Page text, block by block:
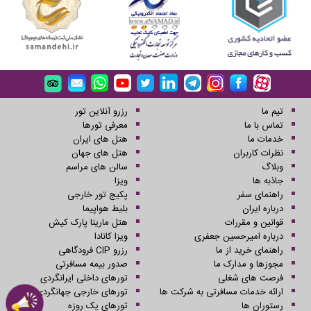
تیم ما
تماس با ما
خدمات ما
نظرات کاربران
وبلاگ
جاذبه ها
راهنمای سفر
درباره ایران
قوانین و مقررات
درباره امیرحسین جعفری
راهنمای خرید از ما
مجوزها و مدارک ما
فرصت های شغلی
ارائه خدمات مسافرتی به شرکت ها
رستوران ها
رزرو آنلاین تور
معرفی تورها
هتل های ایران
هتل های جهان
سالن های مراسم
ویزا
پکیج تور خارجی
بلیط هواپیما
هتل مارینا پارک کیش
ویزا کانادا
رزرو CIP فرودگاهی
صدور بیمه مسافرتی
تورهای داخلی ایرانگردی
تورهای خارجی جهانگردی
تورهای یک روزه